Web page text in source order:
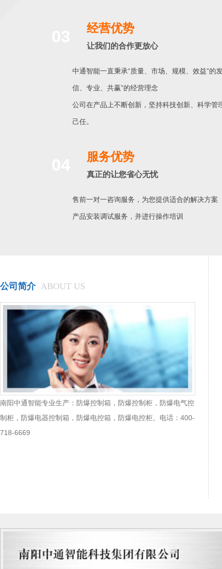
经营优势
让我们的合作更放心
中通智能一直秉承“质量、市场、规模、效益”的
信、专业、共赢”的经营理念
公司在产品上不断创新，坚持科技创新、科学管
己任。
服务优势
真正的让您省心无忧
售前一对一咨询服务，为您提供适合的解决方案
产品安装调试服务，并进行操作培训
公司简介 ABOUT US
南阳中通智能专业生产：防爆控制箱，防爆控制柜，防爆电气控
制柜，防爆电器控制箱，防爆电控箱，防爆电控柜。电话：400-
718-6669